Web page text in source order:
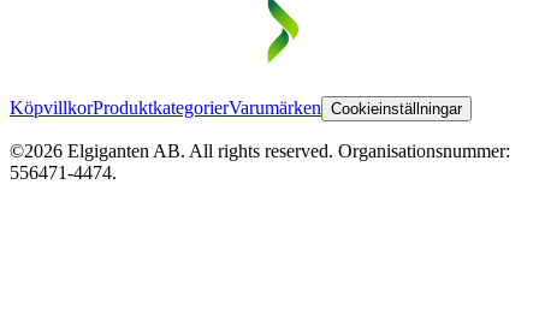
KöpvillkorProduktkategorierVarumärken Cookieinställningar
©2026 Elgiganten AB. All rights reserved. Organisationsnummer:
556471-4474.